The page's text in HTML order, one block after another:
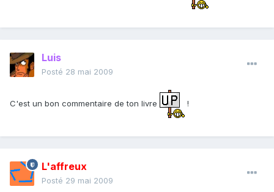
Luis
Posté 28 mai 2009
C'est un bon commentaire de ton livre !
L'affreux
Posté 29 mai 2009